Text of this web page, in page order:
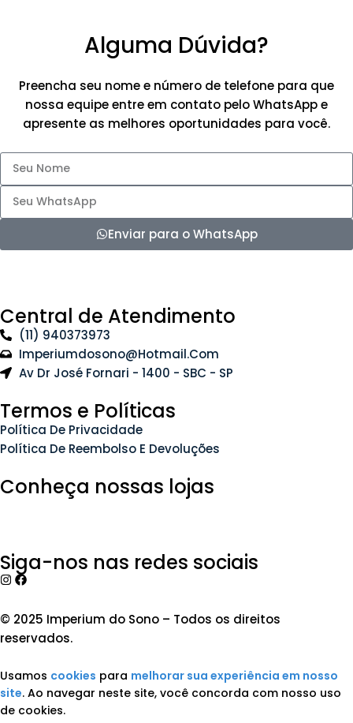
Alguma Dúvida?
Preencha seu nome e número de telefone para que
nossa equipe entre em contato pelo WhatsApp e
apresente as melhores oportunidades para você.
Enviar para o WhatsApp
Central de Atendimento
(11) 940373973
Imperiumdosono@hotmail.com
Av Dr José Fornari - 1400 - SBC - SP
Termos e Políticas
Política De Privacidade
Política De Reembolso E Devoluções
Conheça nossas lojas
Siga-nos nas redes sociais
© 2025 Imperium do Sono – Todos os direitos
reservados.
Usamos cookies para melhorar sua experiência em nosso
site. Ao navegar neste site, você concorda com nosso uso
de cookies.